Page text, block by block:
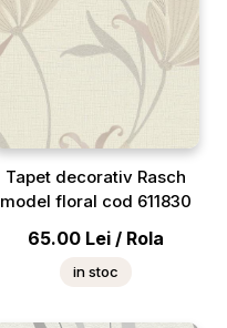
Tapet decorativ Rasch
model floral cod 611830
65.00 Lei / Rola
in stoc